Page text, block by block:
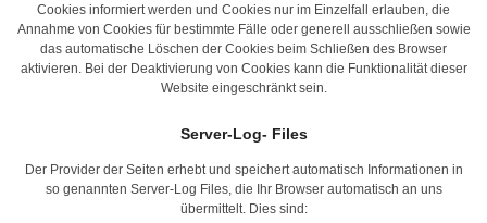
Cookies informiert werden und Cookies nur im Einzelfall erlauben, die
Annahme von Cookies für bestimmte Fälle oder generell ausschließen sowie
das automatische Löschen der Cookies beim Schließen des Browser
aktivieren. Bei der Deaktivierung von Cookies kann die Funktionalität dieser
Website eingeschränkt sein.
Server-Log- Files
Der Provider der Seiten erhebt und speichert automatisch Informationen in
so genannten Server-Log Files, die Ihr Browser automatisch an uns
übermittelt. Dies sind: